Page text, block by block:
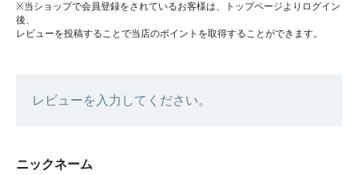
※当ショップで会員登録をされているお客様は、トップページよりログイン
後、
レビューを投稿することで当店のポイントを取得することができます。
レビューを入力してください。
ニックネーム